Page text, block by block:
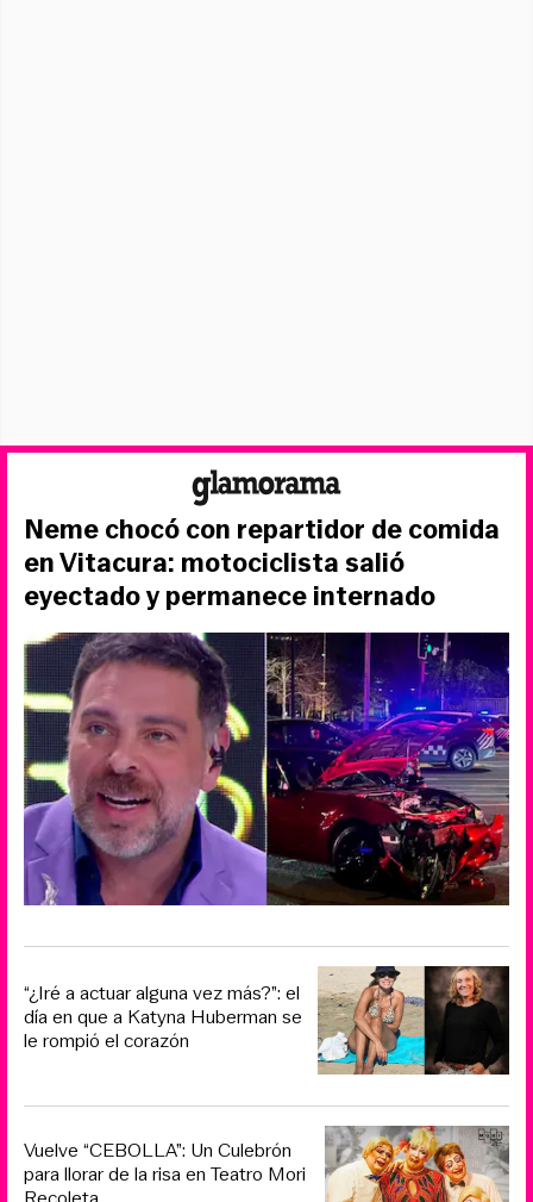
Neme chocó con repartidor de comida
en Vitacura: motociclista salió
eyectado y permanece internado
“¿Iré a actuar alguna vez más?”: el
día en que a Katyna Huberman se
le rompió el corazón
Vuelve “CEBOLLA”: Un Culebrón
para llorar de la risa en Teatro Mori